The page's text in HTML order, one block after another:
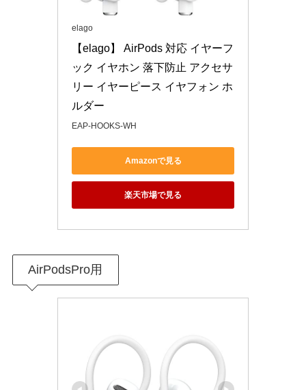
elago
【elago】 AirPods 対応 イヤーフ
ック イヤホン 落下防止 アクセサ
リー イヤーピース イヤフォン ホ
ルダー
EAP-HOOKS-WH
Amazonで見る
楽天市場で見る
AirPodsPro用